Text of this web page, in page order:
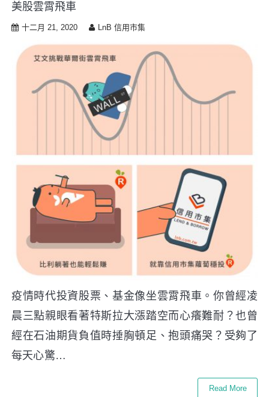
美股雲霄飛車
十二月 21, 2020 LnB 信用市集
疫情時代投資股票、基金像坐雲霄飛車。你曾經凌
晨三點親眼看著特斯拉大漲踏空而心癢難耐？也曾
經在石油期貨負值時捶胸頓足、抱頭痛哭？受夠了
每天心驚…
Read More